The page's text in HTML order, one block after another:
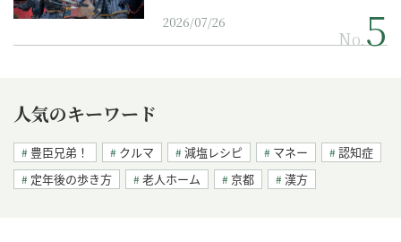
2026/07/26
No.
人気のキーワード
豊臣兄弟！ クルマ 減塩レシピ マネー
認知症
定年後の歩き方
老人ホーム 京都 漢方